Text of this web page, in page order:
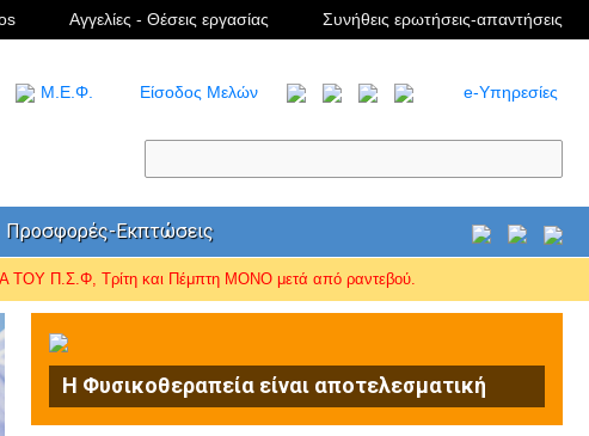
Αγγελίες - Θέσεις εργασίας Συνήθεις ερωτήσεις-απαντήσεις
Μ.Ε.Φ. Είσοδος Μελών e-Υπηρεσίες
Προσφορές-Εκπτώσεις
Π.Σ.Φ, Τρίτη και Πέμπτη ΜΟΝΟ μετά από ραντεβού.
Η Φυσικοθεραπεία είναι αποτελεσματική